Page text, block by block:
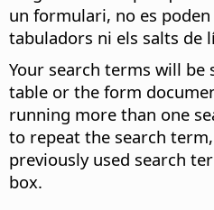
un formulari, no es
tabuladors ni els salts de
Your search terms will be
table or the form
running more than one
to repeat the search
previously used search
box.